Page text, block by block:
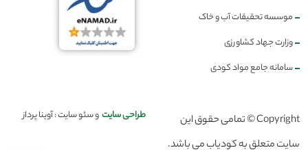
موسسه تحقیقات آب و خاک
وزارت جهاد کشاورزی
سامانه جامع مواد کودی
Copyright © تمامی حقوق این
سایت متعلق به کودیاب می باشد.
طراحی سایتو سئو سایت : آوینا پرداز